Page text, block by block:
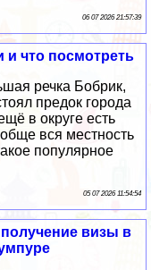
06 07 2026 21:57:39
и что посмотреть
речка Бобрик,
предок города
в округе есть
вся местность
популярное
05 07 2026 11:54:54
визы в